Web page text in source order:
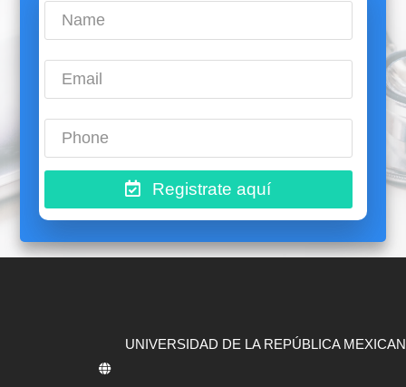
Registrate aquí
UNIVERSIDAD DE LA REPÚBLICA